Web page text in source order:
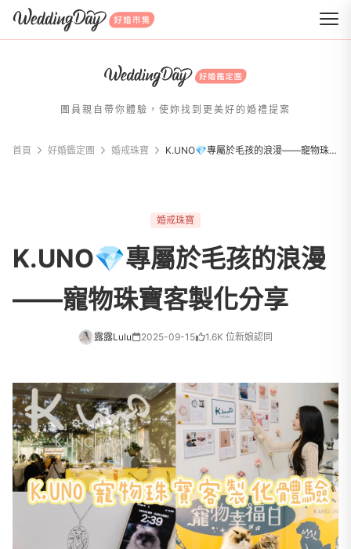
WeddingDay 好婚市集
團員親自帶你體驗，使妳找到更美好的婚禮提案
首頁 好婚鑑定團 婚戒珠寶 K.UNO💎專屬於毛孩的浪漫——寵物珠寶客製化分享
婚戒珠寶
K.UNO💎專屬於毛孩的浪漫
——寵物珠寶客製化分享
露露Lulu 2025-09-15 1.6K 位新娘認同